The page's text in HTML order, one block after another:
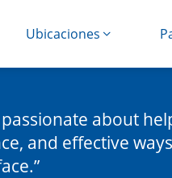
Ubicaciones
about
and effective